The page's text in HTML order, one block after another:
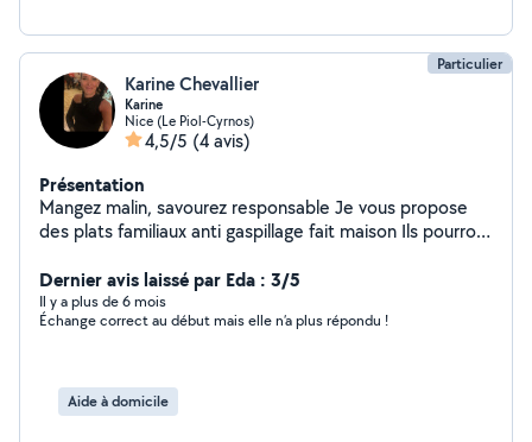
Particulier
Karine Chevallier
Karine
Nice (Le Piol-Cyrnos)
4,5/5 (4 avis)
Présentation
Mangez malin, savourez responsable Je vous propose
des plats familiaux anti gaspillage fait maison Ils pourront
dessert Pour rester dans « l ecoresponsable » chacun
devra venir sur place avec son contenant Une page
Instagram est en cours pour un suivi journalier N hésitez
Dernier avis laissé par Eda : 3/5
Il y a plus de 6 mois
Échange correct au début mais elle n’a plus répondu !
Aide à domicile